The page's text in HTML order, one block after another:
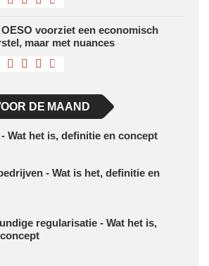
OESO voorziet een economisch
maar met nuances
DE MAAND
Wat het is, definitie en concept
- Wat is het, definitie en
regularisatie - Wat het is,